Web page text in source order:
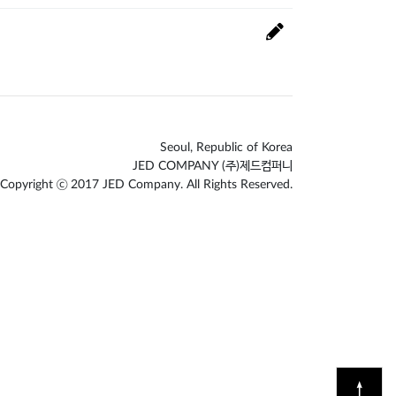
Seoul, Republic of Korea
JED COMPANY (주)제드컴퍼니
Copyright ⓒ 2017 JED Company. All Rights Reserved.
↑